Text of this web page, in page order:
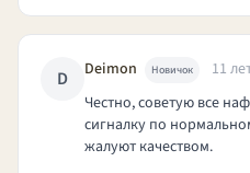
D Deimon Новичок
11
Честно, советую все
сигналку по
жалуют качеством.